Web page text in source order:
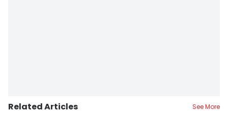
Related Articles See More